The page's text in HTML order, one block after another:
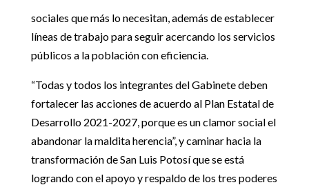
sociales que más lo necesitan, además de establecer
líneas de trabajo para seguir acercando los servicios
públicos a la población con eficiencia.
“Todas y todos los integrantes del Gabinete deben
fortalecer las acciones de acuerdo al Plan Estatal de
Desarrollo 2021-2027, porque es un clamor social el
abandonar la maldita herencia”, y caminar hacia la
transformación de San Luis Potosí que se está
logrando con el apoyo y respaldo de los tres poderes